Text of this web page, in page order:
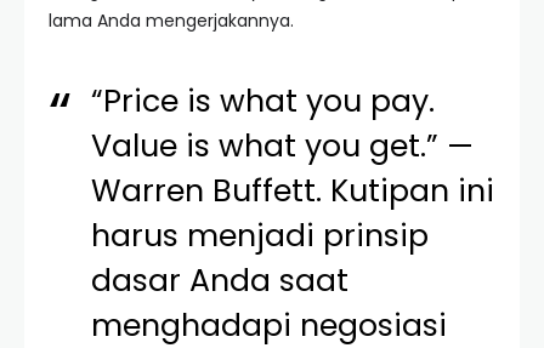
lama Anda mengerjakannya.
“Price is what you pay.
Value is what you get.” —
Warren Buffett. Kutipan ini
harus menjadi prinsip
dasar Anda saat
menghadapi negosiasi